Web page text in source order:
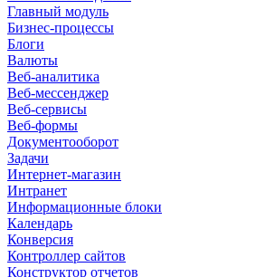
Главный модуль
Бизнес-процессы
Блоги
Валюты
Веб-аналитика
Веб-мессенджер
Веб-сервисы
Веб-формы
Документооборот
Задачи
Интернет-магазин
Интранет
Информационные блоки
Календарь
Конверсия
Контроллер сайтов
Конструктор отчетов